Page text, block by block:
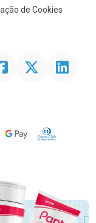
de Cookies
Twitter Linkedin
Google PayDiners Club